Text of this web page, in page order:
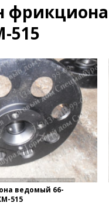
515
ведомый 66-
515